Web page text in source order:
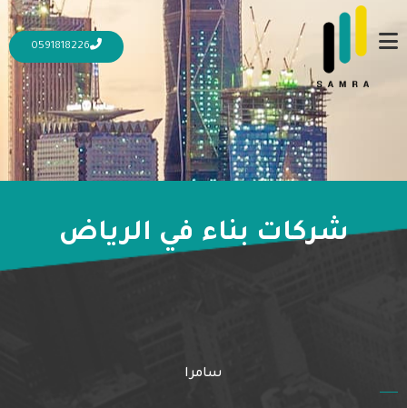
0591818226
شركات بناء في الرياض
سامرا